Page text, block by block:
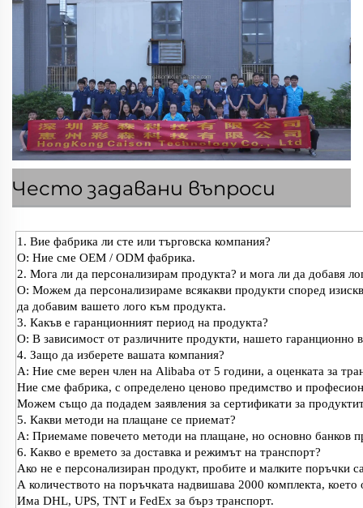
Често задавани въпроси
1. Вие фабрика ли сте или търговска компания?
О: Ние сме OEM / ODM фабрика.
2. Мога ли да персонализирам продукта? и мога ли да добавя
О: Можем да персонализираме всякакви продукти според
да добавим вашето лого към продукта.
3. Какъв е гаранционният период на продукта?
О: В зависимост от различните продукти, нашето гаранционно
4. Защо да изберете вашата компания?
A: Ние сме верен член на Alibaba от 5 години, а оценката за
Ние сме фабрика, с определено ценово предимство и
Можем също да подадем заявления за сертификати за
5. Какви методи на плащане се приемат?
A: Приемаме повечето методи на плащане, но основно банков
6. Какво е времето за доставка и режимът на транспорт?
Ако не е персонализиран продукт, пробите и малките поръчки
А количеството на поръчката надвишава 2000 комплекта,
Има DHL, UPS, TNT и FedEx за бърз транспорт.